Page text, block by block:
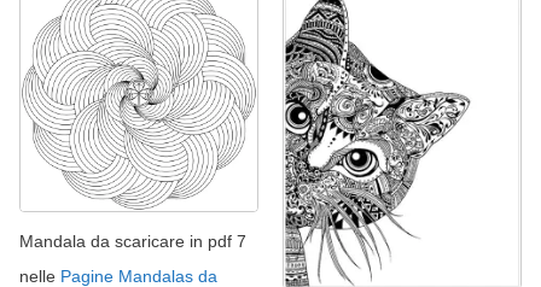
Mandala da scaricare in pdf 7
nelle Pagine Mandalas da